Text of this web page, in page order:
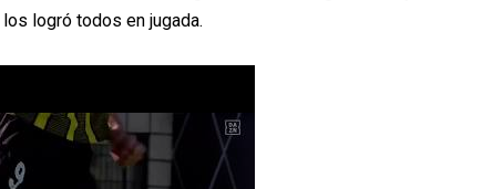
logró todos en jugada.